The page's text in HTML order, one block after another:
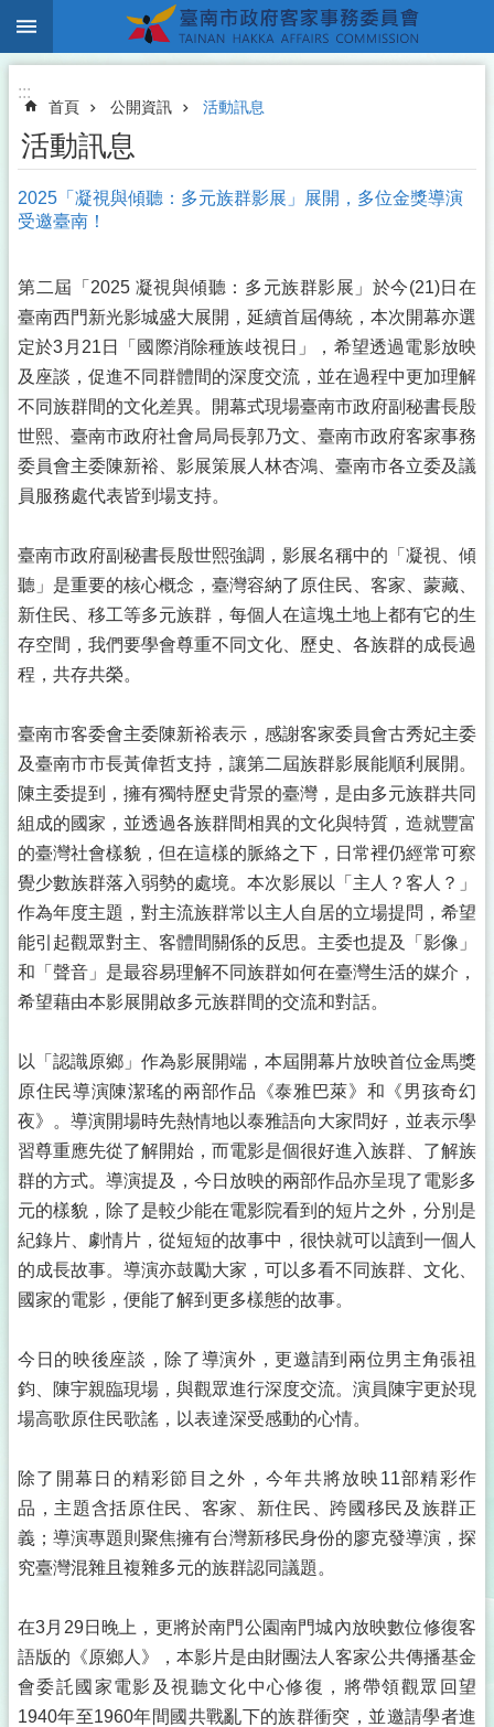
跳到主要內容區塊
:::
首頁 公開資訊 活動訊息
活動訊息
2025「凝視與傾聽：多元族群影展」展開，多位金獎導演
受邀臺南！
第二屆「2025 凝視與傾聽：多元族群影展」於今(21)日在
臺南西門新光影城盛大展開，延續首屆傳統，本次開幕亦選
定於3月21日「國際消除種族歧視日」，希望透過電影放映
及座談，促進不同群體間的深度交流，並在過程中更加理解
不同族群間的文化差異。開幕式現場臺南市政府副秘書長殷
世熙、臺南市政府社會局局長郭乃文、臺南市政府客家事務
委員會主委陳新裕、影展策展人林杏鴻、臺南市各立委及議
員服務處代表皆到場支持。
臺南市政府副秘書長殷世熙強調，影展名稱中的「凝視、傾
聽」是重要的核心概念，臺灣容納了原住民、客家、蒙藏、
新住民、移工等多元族群，每個人在這塊土地上都有它的生
存空間，我們要學會尊重不同文化、歷史、各族群的成長過
程，共存共榮。
臺南市客委會主委陳新裕表示，感謝客家委員會古秀妃主委
及臺南市市長黃偉哲支持，讓第二屆族群影展能順利展開。
陳主委提到，擁有獨特歷史背景的臺灣，是由多元族群共同
組成的國家，並透過各族群間相異的文化與特質，造就豐富
的臺灣社會樣貌，但在這樣的脈絡之下，日常裡仍經常可察
覺少數族群落入弱勢的處境。本次影展以「主人？客人？」
作為年度主題，對主流族群常以主人自居的立場提問，希望
能引起觀眾對主、客體間關係的反思。主委也提及「影像」
和「聲音」是最容易理解不同族群如何在臺灣生活的媒介，
希望藉由本影展開啟多元族群間的交流和對話。
以「認識原鄉」作為影展開端，本屆開幕片放映首位金馬獎
原住民導演陳潔瑤的兩部作品《泰雅巴萊》和《男孩奇幻
夜》。導演開場時先熱情地以泰雅語向大家問好，並表示學
習尊重應先從了解開始，而電影是個很好進入族群、了解族
群的方式。導演提及，今日放映的兩部作品亦呈現了電影多
元的樣貌，除了是較少能在電影院看到的短片之外，分別是
紀錄片、劇情片，從短短的故事中，很快就可以讀到一個人
的成長故事。導演亦鼓勵大家，可以多看不同族群、文化、
國家的電影，便能了解到更多樣態的故事。
今日的映後座談，除了導演外，更邀請到兩位男主角張祖
鈞、陳宇親臨現場，與觀眾進行深度交流。演員陳宇更於現
場高歌原住民歌謠，以表達深受感動的心情。
除了開幕日的精彩節目之外，今年共將放映11部精彩作
品，主題含括原住民、客家、新住民、跨國移民及族群正
義；導演專題則聚焦擁有台灣新移民身份的廖克發導演，探
究臺灣混雜且複雜多元的族群認同議題。
在3月29日晚上，更將於南門公園南門城內放映數位修復客
語版的《原鄉人》，本影片是由財團法人客家公共傳播基金
會委託國家電影及視聽文化中心修復，將帶領觀眾回望
1940年至1960年間國共戰亂下的族群衝突，並邀請學者進